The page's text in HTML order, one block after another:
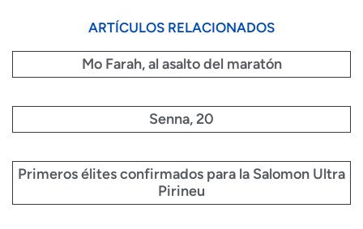
ARTÍCULOS RELACIONADOS
Mo Farah, al asalto del maratón
Senna, 20
Primeros élites confirmados para la Salomon Ultra
Pirineu